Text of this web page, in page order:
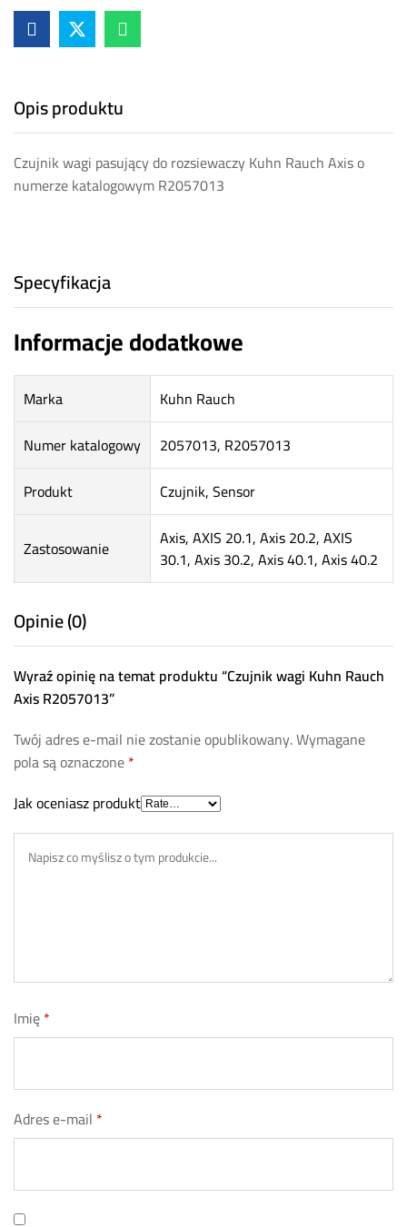
Opis produktu
Czujnik wagi pasujący do rozsiewaczy Kuhn Rauch Axis o
numerze katalogowym R2057013
Specyfikacja
Informacje dodatkowe
Marka
Kuhn Rauch
Numer katalogowy
2057013, R2057013
Produkt
Czujnik, Sensor
Zastosowanie
Axis, AXIS 20.1, Axis 20.2, AXIS
30.1, Axis 30.2, Axis 40.1, Axis 40.2
Opinie (0)
Wyraź opinię na temat produktu “Czujnik wagi Kuhn Rauch
Axis R2057013”
Twój adres e-mail nie zostanie opublikowany.Wymagane
pola są oznaczone*
Jak oceniasz produkt
Imię*
Adres e-mail *